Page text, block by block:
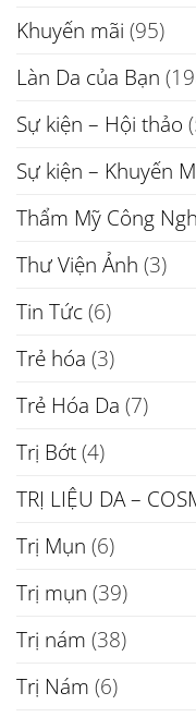
Khuyến mãi (95)
Làn Da của Bạn
Sự kiện – Hội thảo
Sự kiện – Khuyến
Thẩm Mỹ Công
Thư Viện Ảnh (3)
Tin Tức(6)
Trẻ hóa (3)
Trẻ Hóa Da (7)
Trị Bớt(4)
TRỊ LIỆU DA –
Trị Mụn (6)
Trị mụn (39)
Trị nám (38)
Trị Nám (6)